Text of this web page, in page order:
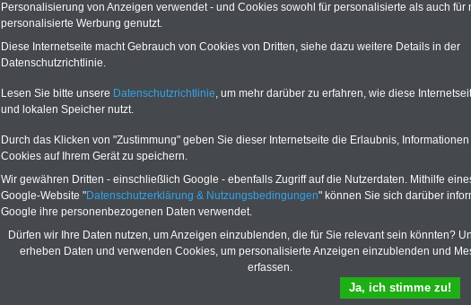
Neu aufgelegt: Oktober 2025 PDF-SERVICE:15 Euro
Euro (inkl. MwSt.) bei einer Laufzeit
Dienst auf dem Laufenden, u.a.
Tarifverträge für den öffentlichen
Im PortalPDF-SERVICEfindn Sie
10 Bücher bzw. eBooks zum
herunterladen, lesen und
Mehr Informationen zum Tarifrecht im öffentlichen Dienst unter Iwww.tarif-oed.deI
Arbeitszeit - Grundlagen des Tarifrechts zu Fragen der Arbeitszeit
Personalisierung von Anzeigen verwendet - und Cookies sowohl für personalisierte als auch für
personalisierte Werbung genutzt.
Diese Internetseite macht Gebrauch von Cookies von Dritten, siehe dazu weitere Details in der
Datenschutzrichtlinie.
Lesen Sie bitte unsere Datenschutzrichtlinie, um mehr darüber zu erfahren, wie diese
und lokalen Speicher nutzt.
Durch das Klicken von "Zustimmung" geben Sie dieser Internetseite die Erlaubnis,
Cookies auf Ihrem Gerät zu speichern.
Wir gewähren Dritten - einschließlich Google - ebenfalls Zugriff auf die Nutzerdaten. Mithilfe
Google-Website "Datenschutzerklärung & Nutzungsbedingungen" können Sie sich darüber
Google ihre personenbezogenen Daten verwendet.
Dürfen wir Ihre Daten nutzen, um Anzeigen einzublenden, die für Sie relevant sein könnten?
erheben Daten und verwenden Cookies, um personalisierte Anzeigen einzublenden und
erfassen.
Ja, ich stimme zu!